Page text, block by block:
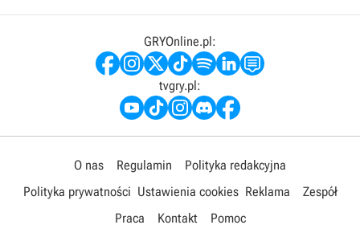
GRYOnline.pl:
tvgry.pl:
O nas Regulamin
Polityka redakcyjna
Polityka prywatności Ustawienia cookies Reklama
Zespół
Praca
Kontakt Pomoc